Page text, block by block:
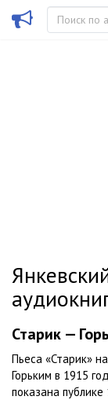
Старик —
Пьеса «Старик»
Горьким в 1915
показана